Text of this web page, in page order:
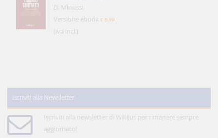
D. Minussi
Versione ebook € 5,99
(iva incl.)
Iscriviti alla Newsletter
Iscriviti alla newsletter di WikiJus per rimanere sempre
aggiornato!